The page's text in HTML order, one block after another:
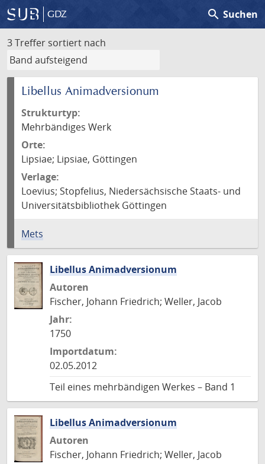
GDZ search Suchen
3 Treffer sortiert nach
Libellus Animadversionum
Strukturtyp:
Mehrbändiges Werk
Orte:
Lipsiae; Lipsiae, Göttingen
Verlage:
Loevius; Stopfelius, Niedersächsische Staats- und
Universitätsbibliothek Göttingen
Mets
Libellus Animadversionum
Autoren
Fischer, Johann Friedrich; Weller, Jacob
Jahr:
1750
Importdatum:
02.05.2012
Teil eines mehrbändigen Werkes – Band 1
Libellus Animadversionum
Autoren
Fischer, Johann Friedrich; Weller, Jacob